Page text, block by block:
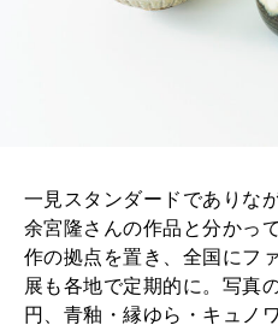
一見スタンダードでありな
余宮隆さんの作品と分かっ
作の拠点を置き、全国にフ
展も各地で定期的に。写真
円、青釉・縁ゆら・キュノ